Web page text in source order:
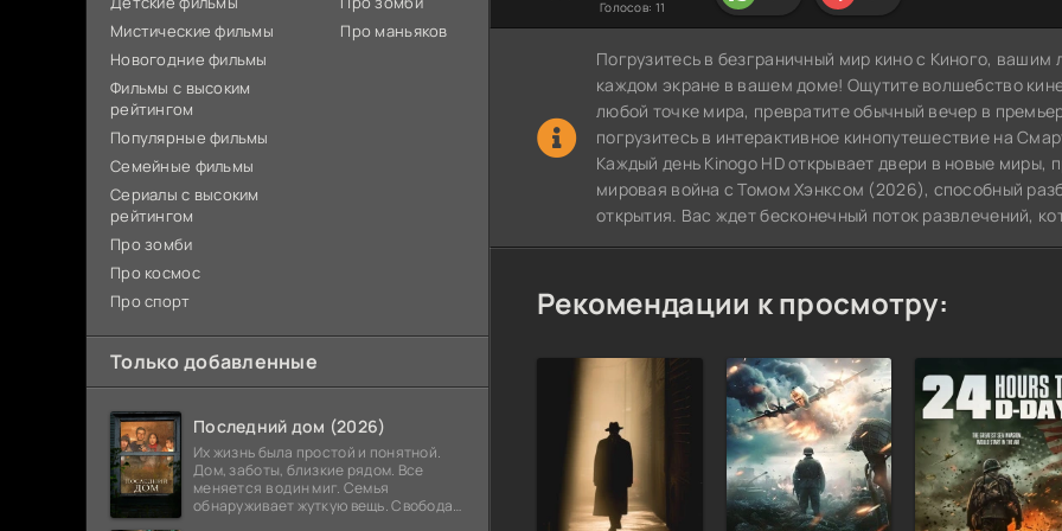
Голосов: 11
Погрузитесь в безграничный мир кино с Киного,
каждом экране в вашем доме! Ощутите волшебство
любой точке мира, превратите обычный вечер в
погрузитесь в интерактивное кинопутешествие на
Каждый день Kinogo HD открывает двери в новые миры,
мировая война с Томом Хэнксом (2026), способный
открытия. Вас ждет бесконечный поток развлечений,
Рекомендации к просмотру:
Мистические фильмы
Новогодние фильмы
Фильмы с высоким
рейтингом
Популярные фильмы
Семейные фильмы
Сериалы с высоким
рейтингом
Про зомби
Про космос
Про спорт
Про маньяков
Только добавленные
Последний дом (2026)
Их жизнь была простой и понятной.
Дом, заботы, близкие рядом. Все
меняется в один миг. Семья
обнаруживает жуткую вещь. Свобода